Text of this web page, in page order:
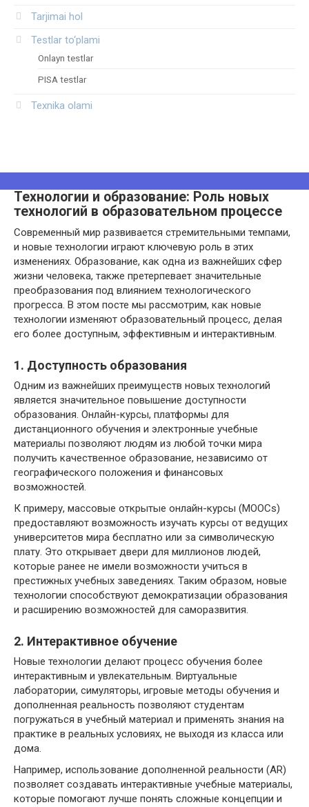
Tarjimai hol
Testlar to‘plami
Onlayn testlar
PISA testlar
Texnika olami
Технологии и образование: Роль новых
технологий в образовательном процессе
Современный мир развивается стремительными темпами,
и новые технологии играют ключевую роль в этих
изменениях. Образование, как одна из важнейших сфер
жизни человека, также претерпевает значительные
преобразования под влиянием технологического
прогресса. В этом посте мы рассмотрим, как новые
технологии изменяют образовательный процесс, делая
его более доступным, эффективным и интерактивным.
1. Доступность образования
Одним из важнейших преимуществ новых технологий
является значительное повышение доступности
образования. Онлайн-курсы, платформы для
дистанционного обучения и электронные учебные
материалы позволяют людям из любой точки мира
получить качественное образование, независимо от
географического положения и финансовых
возможностей.
К примеру, массовые открытые онлайн-курсы (MOOCs)
предоставляют возможность изучать курсы от ведущих
университетов мира бесплатно или за символическую
плату. Это открывает двери для миллионов людей,
которые ранее не имели возможности учиться в
престижных учебных заведениях. Таким образом, новые
технологии способствуют демократизации образования
и расширению возможностей для саморазвития.
2. Интерактивное обучение
Новые технологии делают процесс обучения более
интерактивным и увлекательным. Виртуальные
лаборатории, симуляторы, игровые методы обучения и
дополненная реальность позволяют студентам
погружаться в учебный материал и применять знания на
практике в реальных условиях, не выходя из класса или
дома.
Например, использование дополненной реальности (AR)
позволяет создавать интерактивные учебные материалы,
которые помогают лучше понять сложные концепции и